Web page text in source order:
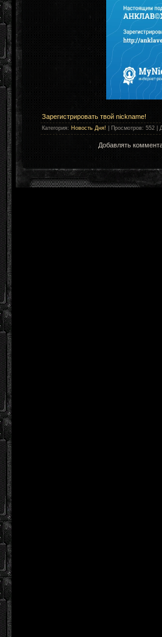
Зарегистрировать твой nickname!
Категория: Новость Дня! Просмотров: 552 |
Добавлять